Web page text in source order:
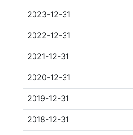
2023-12-31
2022-12-31
2021-12-31
2020-12-31
2019-12-31
2018-12-31